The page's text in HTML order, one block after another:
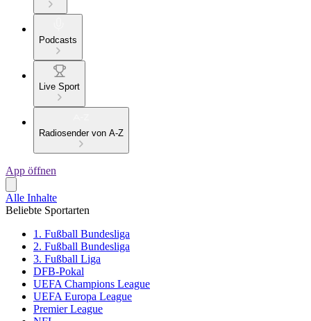
Podcasts
Live Sport
Radiosender von A-Z
App öffnen
Alle Inhalte
Beliebte Sportarten
1. Fußball Bundesliga
2. Fußball Bundesliga
3. Fußball Liga
DFB-Pokal
UEFA Champions League
UEFA Europa League
Premier League